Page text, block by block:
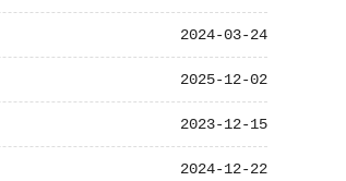
2024-03-24
2025-12-02
2023-12-15
2024-12-22